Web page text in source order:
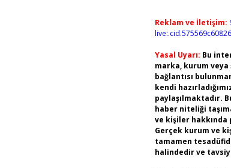
Reklam ve İletişim:
Yasal Uyarı: Bu
marka, kurum
bağlantısı
kendi
paylaşılmaktadır.
haber niteliği
ve kişiler hakkında
Gerçek kurum ve
tamamen
halindedir ve